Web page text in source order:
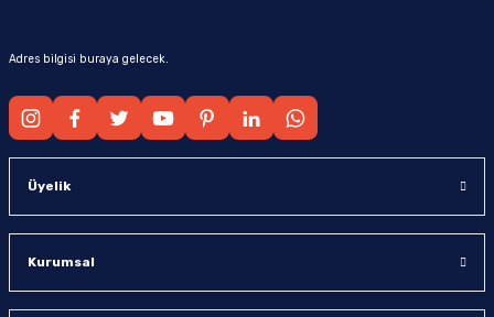
Adres bilgisi buraya gelecek.
Üyelik
Kurumsal